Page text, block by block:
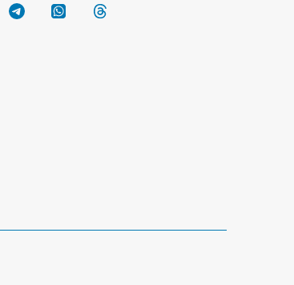
Telegram WhatsApp